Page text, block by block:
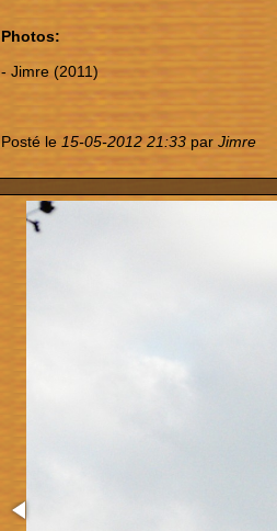
Photos:
- Jimre (2011)
Posté le 15-05-2012 21:33 par Jimre